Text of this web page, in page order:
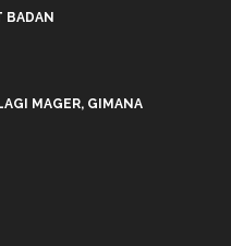
BADAN
MAGER, GIMANA